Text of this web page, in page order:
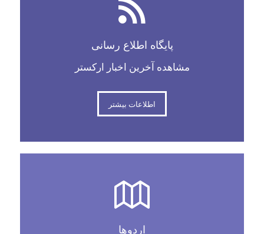
پایگاه اطلاع رسانی
مشاهده آخرین اخبار ارکستر
اطلاعات بیشتر
اردوها